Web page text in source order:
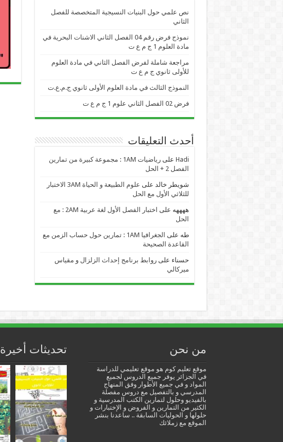
نص علمي حول البنيات النسيجية المتخصصة للفصل
الثاني
نموذج فرض رقم 04 الفصل الثاني الاشنات البحرية في
مادة العلوم 1 ج م ع ت
مراجعة شاملة لفرض الفصل الثاني في مادة العلوم
للأولى ثانوي ج م ع ت
النموذج الثالث في مادة العلوم الأولى ثانوي ج.م.ع.ت
فرض 02 الفصل الثاني علوم 1 ج م ع ت
أحدث التعليقات
Hadi على
رياضيات 1AM : مجموعة كبيرة من تمارين
الفصل 2 + الحل
شويطر خالد على
علوم الطبيعة و الحياة 3AM الاختبار
للثلاثي الأول مع الحل
ههههه على
اختبار الفصل الأول لغة عربية 2AM : مع
الحل
طه على
الجغرافيا 1AM : تمارين حول حساب الزمن مع
القاعدة الصحيحة
حسناء علىروابط برنامج إحداث الزلزال و مقياس
ميركالي
من نحن
موقع تعليم كوم هو موقع تعليمي للدراسة
في الجزائر يوفر جميع الدروس لجميع
المواد و في جميع الأطوار وفق المنهاج
المدرسي و بالتفصيل مع دروس مفصلة
بالفيديو وحلول لتمارين الكتب المدرسية و
الكثير من التمارين و الفروض و الإختبارات و
حلولها و الحوليات السابقة .. ساعدنا بنشر
الموقع مع زملائك
تحديثات أخيرة